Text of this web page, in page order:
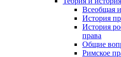
Всеобщая
История
История
права
Общие
Римское